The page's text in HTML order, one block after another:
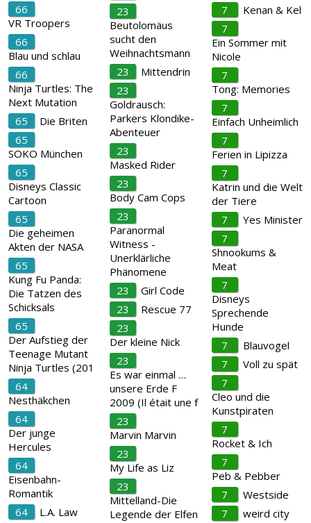
66
VR Troopers
66
Blau und schlau
66
Ninja Turtles: The
Next Mutation
65
Die Briten
65
SOKO München
65
Disneys Classic
Cartoon
65
Die geheimen
Akten der NASA
65
Kung Fu Panda:
Die Tatzen des
Schicksals
65
Der Aufstieg der
Teenage Mutant
Ninja Turtles (201
64
Nesthäkchen
64
Der junge
Hercules
64
Eisenbahn-
Romantik
64
L.A. Law
23
Beutolomäus
sucht den
Weihnachtsmann
23
Mittendrin
23
Goldrausch:
Parkers Klondike-
Abenteuer
23
Masked Rider
23
Body Cam Cops
23
Paranormal
Witness -
Unerklärliche
Phänomene
23
Girl Code
23
Rescue 77
23
Der kleine Nick
23
Es war einmal …
unsere Erde F
2009 (Il était une f
23
Marvin Marvin
23
My Life as Liz
23
Mittelland-Die
Legende der Elfen
7
Kenan & Kel
7
Ein Sommer mit
Nicole
7
Tong: Memories
7
Einfach Unheimlich
7
Ferien in Lipizza
7
Katrin und die Welt
der Tiere
7
Yes Minister
7
Shnookums &
Meat
7
Disneys
Sprechende
Hunde
7
Blauvogel
7
Voll zu spät
7
Cleo und die
Kunstpiraten
7
Rocket & Ich
7
Peb & Pebber
7
Westside
7
weird city